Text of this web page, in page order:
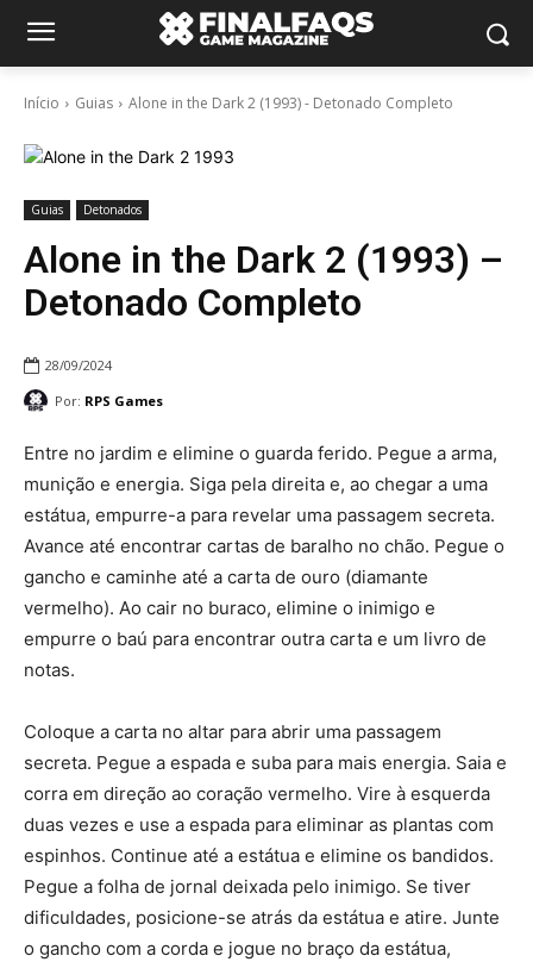
Início Guias Alone in the Dark 2 (1993) - Detonado Completo
Guias Detonados
Alone in the Dark 2 (1993) –
Detonado Completo
28/09/2024
Por: RPS Games
Entre no jardim e elimine o guarda ferido. Pegue a arma,
munição e energia. Siga pela direita e, ao chegar a uma
estátua, empurre-a para revelar uma passagem secreta.
Avance até encontrar cartas de baralho no chão. Pegue o
gancho e caminhe até a carta de ouro (diamante
vermelho). Ao cair no buraco, elimine o inimigo e
empurre o baú para encontrar outra carta e um livro de
notas.
Coloque a carta no altar para abrir uma passagem
secreta. Pegue a espada e suba para mais energia. Saia e
corra em direção ao coração vermelho. Vire à esquerda
duas vezes e use a espada para eliminar as plantas com
espinhos. Continue até a estátua e elimine os bandidos.
Pegue a folha de jornal deixada pelo inimigo. Se tiver
dificuldades, posicione-se atrás da estátua e atire. Junte
o gancho com a corda e jogue no braço da estátua,